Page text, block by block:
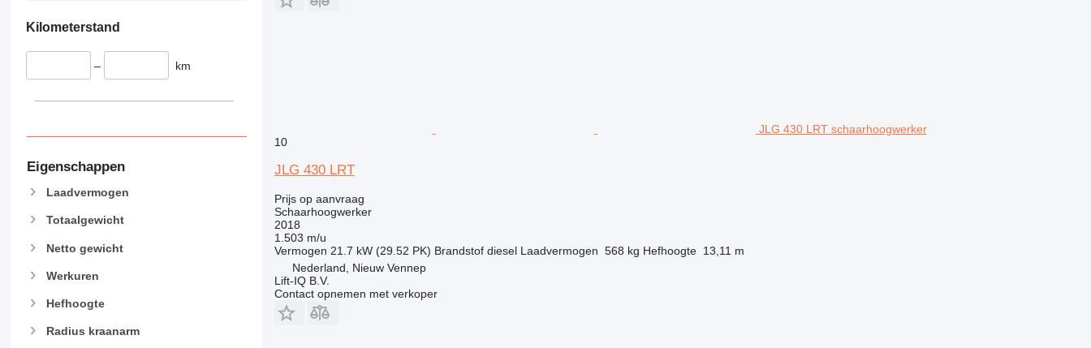
Kilometerstand
– km
Eigenschappen
Laadvermogen
Totaalgewicht
Netto gewicht
Werkuren
Hefhoogte
Radius kraanarm
JLG 430 LRT schaarhoogwerker
10
JLG 430 LRT
Prijs op aanvraag
Schaarhoogwerker
2018
1.503 m/u
Vermogen 21.7 kW (29.52 PK) Brandstof diesel Laadvermogen 568 kg Hefhoogte 13,11 m
Nederland, Nieuw Vennep
Lift-IQ B.V.
Contact opnemen met verkoper